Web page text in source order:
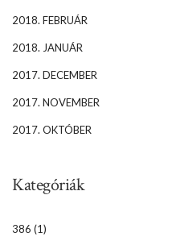
2018. FEBRUÁR
2018. JANUÁR
2017. DECEMBER
2017. NOVEMBER
2017. OKTÓBER
Kategóriák
386 (1)